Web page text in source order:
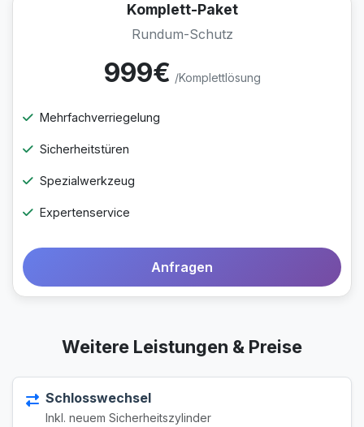
Komplett-Paket
Rundum-Schutz
999€ /Komplettlösung
Mehrfachverriegelung
Sicherheitstüren
Spezialwerkzeug
Expertenservice
Anfragen
Weitere Leistungen & Preise
Schlosswechsel
Inkl. neuem Sicherheitszylinder